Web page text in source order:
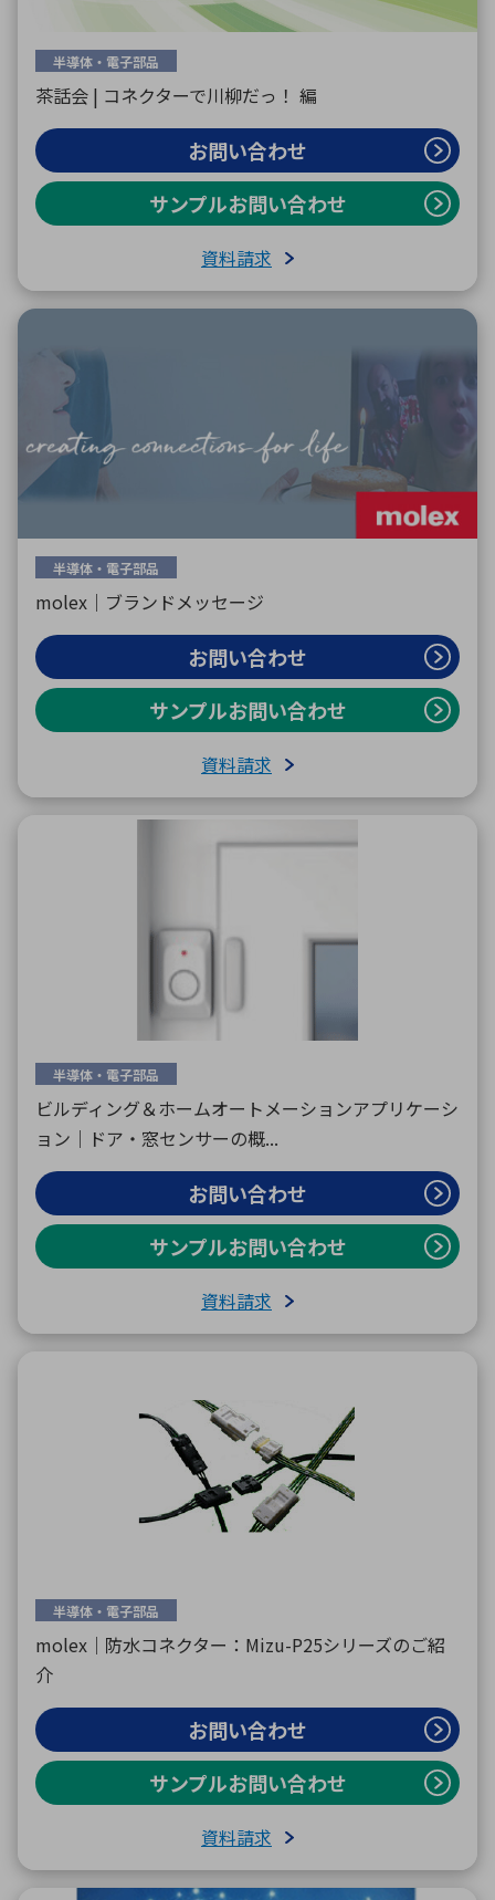
半導体・電子部品
茶話会 | コネクターで川柳だっ！ 編
お問い合わせ
サンプルお問い合わせ
資料請求
半導体・電子部品
molex｜ブランドメッセージ
お問い合わせ
サンプルお問い合わせ
資料請求
半導体・電子部品
ビルディング＆ホームオートメーションアプリケーシ
ョン｜ドア・窓センサーの概...
お問い合わせ
サンプルお問い合わせ
資料請求
半導体・電子部品
molex｜防水コネクター：Mizu-P25シリーズのご紹
介
お問い合わせ
サンプルお問い合わせ
資料請求